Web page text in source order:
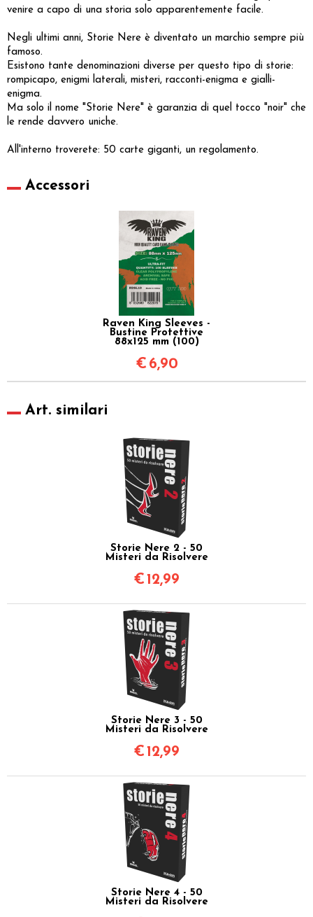
venire a capo di una storia solo apparentemente facile.
Negli ultimi anni, Storie Nere è diventato un marchio sempre più
famoso.
Esistono tante denominazioni diverse per questo tipo di storie:
rompicapo, enigmi laterali, misteri, racconti-enigma e gialli-
enigma.
Ma solo il nome "Storie Nere" è garanzia di quel tocco "noir" che
le rende davvero uniche.
All'interno troverete: 50 carte giganti, un regolamento.
Accessori
Raven King Sleeves -
Bustine Protettive
88x125 mm (100)
€ 6,90
Art. similari
Storie Nere 2 - 50
Misteri da Risolvere
€ 12,99
Storie Nere 3 - 50
Misteri da Risolvere
€ 12,99
Storie Nere 4 - 50
Misteri da Risolvere